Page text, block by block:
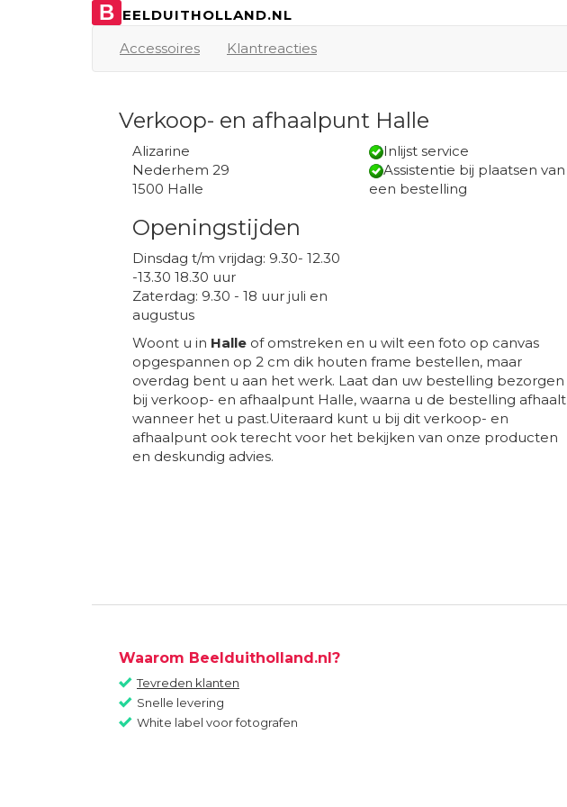
B EELDUITHOLLAND.NL
Accessoires
Klantreacties
Verkoop- en afhaalpunt Halle
Alizarine
Nederhem 29
1500 Halle
Openingstijden
Dinsdag t/m vrijdag: 9.30- 12.30
-13.30 18.30 uur
Zaterdag: 9.30 - 18 uur juli en
augustus
Inlijst service
Assistentie bij plaatsen van
een bestelling
Woont u in Halle of omstreken en u wilt een foto op canvas
opgespannen op 2 cm dik houten frame bestellen, maar
overdag bent u aan het werk. Laat dan uw bestelling bezorgen
bij verkoop- en afhaalpunt Halle, waarna u de bestelling afhaalt
wanneer het u past.Uiteraard kunt u bij dit verkoop- en
afhaalpunt ook terecht voor het bekijken van onze producten
en deskundig advies.
Waarom Beelduitholland.nl?
Tevreden klanten
Snelle levering
White label voor fotografen